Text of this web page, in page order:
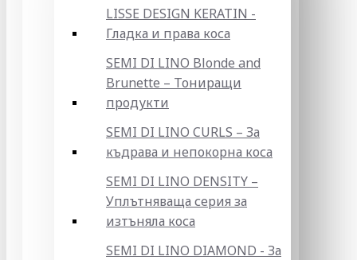
LISSE DESIGN KERATIN -
Гладка и права коса
SEMI DI LINO Blonde and
Brunette – Тониращи
продукти
SEMI DI LINO CURLS – За
къдрава и непокорна коса
SEMI DI LINO DENSITY –
Уплътняваща серия за
изтъняла коса
SEMI DI LINO DIAMOND - За